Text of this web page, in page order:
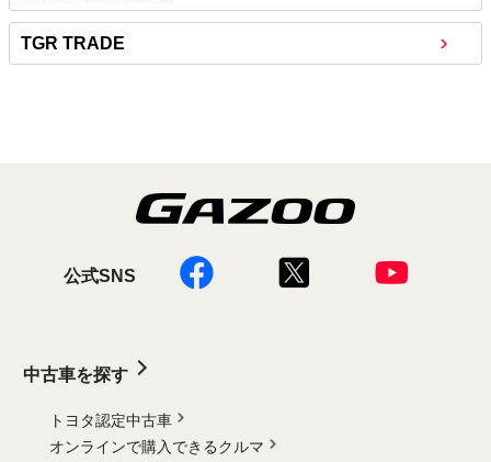
TGR TRADE
公式SNS
中古車を探す
トヨタ認定中古車
オンラインで購入できるクルマ